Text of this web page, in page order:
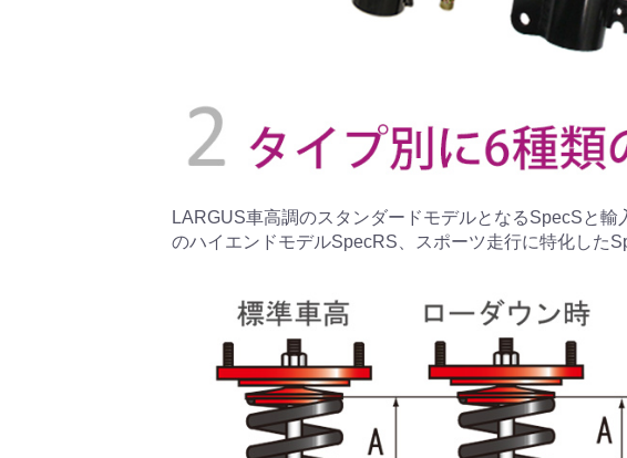
LARGUS車高調のスタンダードモデルとなるSpecSと
のハイエンドモデルSpecRS、スポーツ走行に特化した